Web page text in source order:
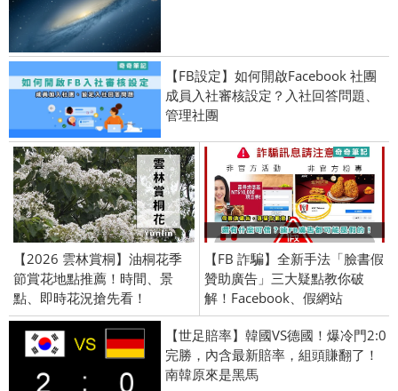
【FB設定】如何開啟Facebook 社團
成員入社審核設定？入社回答問題、
管理社團
【2026 雲林賞桐】油桐花季
節賞花地點推薦！時間、景
點、即時花況搶先看！
【FB 詐騙】全新手法「臉書假
贊助廣告」三大疑點教你破
解！Facebook、假網站
【世足賠率】韓國VS德國！爆冷門2:0
完勝，內含最新賠率，組頭賺翻了！
南韓原來是黑馬